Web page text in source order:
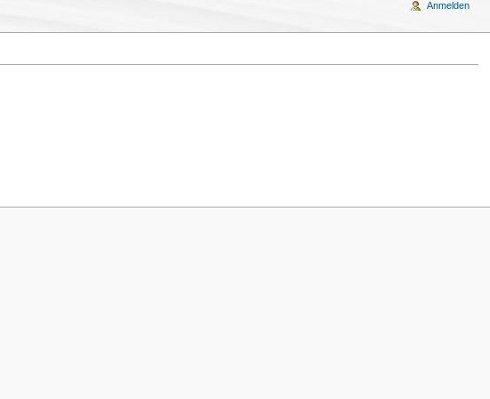
Anmelden